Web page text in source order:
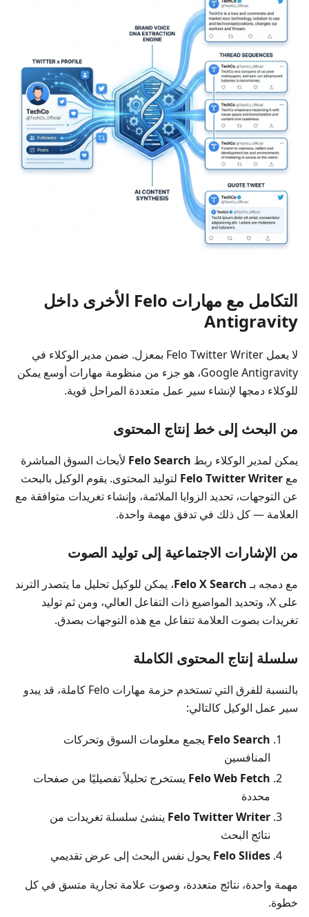
التكامل مع مهارات Felo الأخرى داخل
Antigravity
لا يعمل Felo Twitter Writer بمعزل. ضمن مدير الوكلاء في
Google Antigravity، هو جزء من منظومة مهارات أوسع يمكن
للوكلاء دمجها لإنشاء سير عمل متعددة المراحل قوية.
من البحث إلى خط إنتاج المحتوى
يمكن لمدير الوكلاء ربط Felo Search لأبحاث السوق المباشرة
مع Felo Twitter Writer لتوليد المحتوى. يقوم الوكيل بالبحث
عن التوجهات، تحديد الزوايا الملائمة، وإنشاء تغريدات متوافقة مع
العلامة — كل ذلك في تدفق مهمة واحدة.
من الإشارات الاجتماعية إلى توليد الصوت
مع دمجه بـFelo X Search، يمكن للوكيل تحليل ما يتصدر الترند
على X، وتحديد المواضيع ذات التفاعل العالي، ومن ثم توليد
تغريدات بصوت العلامة تتفاعل مع هذه التوجهات بصدق.
سلسلة إنتاج المحتوى الكاملة
بالنسبة للفرق التي تستخدم حزمة مهارات Felo كاملة، قد يبدو
سير عمل الوكيل كالتالي:
Felo Search يجمع معلومات السوق وتحركات
المنافسين
Felo Web Fetch يستخرج تحليلاً تفصيليًا من صفحات
محددة
Felo Twitter Writer ينشئ سلسلة تغريدات من
نتائج البحث
Felo Slides يحول نفس البحث إلى عرض تقديمي
مهمة واحدة، نتائج متعددة، وصوت علامة تجارية متسق في كل
خطوة.